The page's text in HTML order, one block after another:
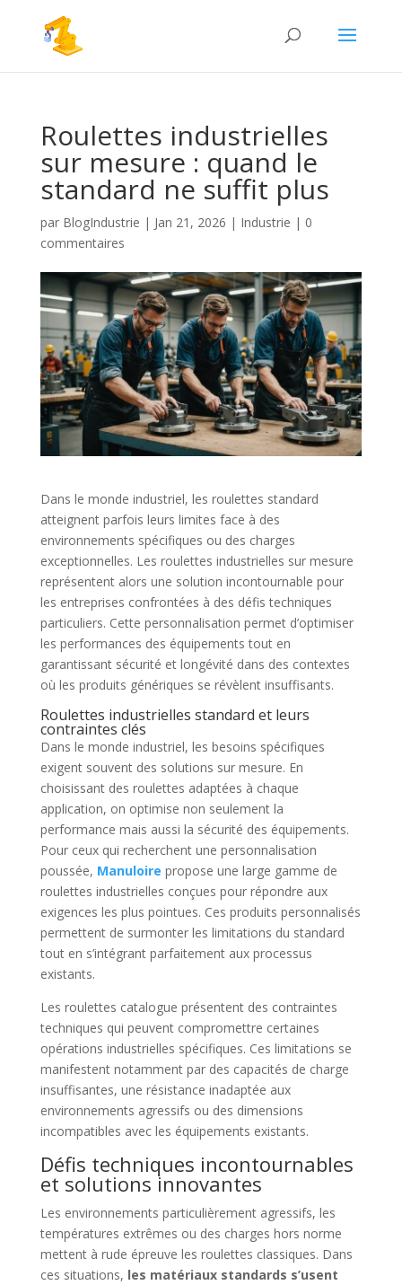
Roulettes industrielles
sur mesure : quand le
standard ne suffit plus
par BlogIndustrie | Jan 21, 2026 | Industrie | 0
commentaires
Dans le monde industriel, les roulettes standard
atteignent parfois leurs limites face à des
environnements spécifiques ou des charges
exceptionnelles. Les roulettes industrielles sur mesure
représentent alors une solution incontournable pour
les entreprises confrontées à des défis techniques
particuliers. Cette personnalisation permet d’optimiser
les performances des équipements tout en
garantissant sécurité et longévité dans des contextes
où les produits génériques se révèlent insuffisants.
Roulettes industrielles standard et leurs
contraintes clés
Dans le monde industriel, les besoins spécifiques
exigent souvent des solutions sur mesure. En
choisissant des roulettes adaptées à chaque
application, on optimise non seulement la
performance mais aussi la sécurité des équipements.
Pour ceux qui recherchent une personnalisation
poussée, Manuloire propose une large gamme de
roulettes industrielles conçues pour répondre aux
exigences les plus pointues. Ces produits personnalisés
permettent de surmonter les limitations du standard
tout en s’intégrant parfaitement aux processus
existants.
Les roulettes catalogue présentent des contraintes
techniques qui peuvent compromettre certaines
opérations industrielles spécifiques. Ces limitations se
manifestent notamment par des capacités de charge
insuffisantes, une résistance inadaptée aux
environnements agressifs ou des dimensions
incompatibles avec les équipements existants.
Défis techniques incontournables
et solutions innovantes
Les environnements particulièrement agressifs, les
températures extrêmes ou des charges hors norme
mettent à rude épreuve les roulettes classiques. Dans
ces situations, les matériaux standards s’usent